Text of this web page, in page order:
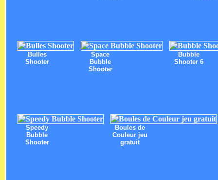
Bulles
Shooter
Space
Bubble
Shooter
Bubble
Shooter 6
Speedy
Bubble
Shooter
Boules de
Couleur jeu
gratuit